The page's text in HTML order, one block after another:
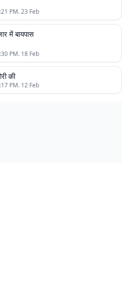
PM. 23 Feb
में बायपास
PM. 18 Feb
की
PM. 12 Feb